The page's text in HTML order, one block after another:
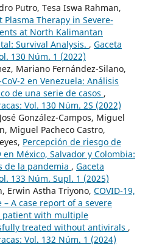
Putro, Tesa Iswa Rahman,
Plasma Therapy in Severe-
at North Kalimantan
Survival Analysis. , Gaceta
130 Núm. 1 (2022)
Mariano Fernández-Silano,
2 en Venezuela: Análisis
de una serie de casos ,
Vol. 130 Núm. 2S (2022)
González-Campos, Miguel
Miguel Pacheco Castro,
Percepción de riesgo de
en México, Salvador y Colombia:
de la pandemia , Gaceta
133 Núm. Supl. 1 (2025)
Erwin Astha Triyono, COVID-19,
A case report of a severe
patient with multiple
treated without antivirals ,
Vol. 132 Núm. 1 (2024)